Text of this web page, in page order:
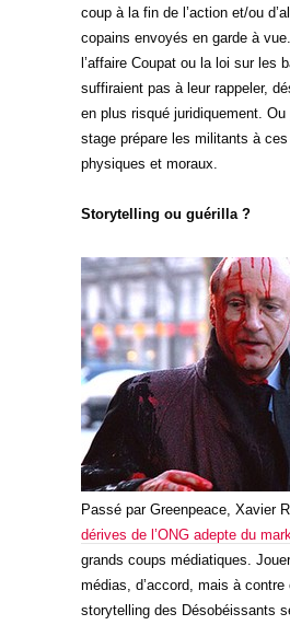
coup à la fin de l’action et/ou
copains envoyés en garde à
l’affaire Coupat ou la loi sur les
suffiraient pas à leur rappeler,
en plus risqué juridiquement.
stage prépare les militants à
physiques et moraux.
Storytelling ou guérilla ?
Passé par Greenpeace, Xavier
dérives de l’ONG adepte du
grands coups médiatiques.
médias, d’accord, mais à
storytelling des Désobéissants